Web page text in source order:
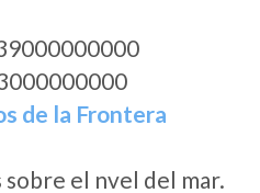
de la Frontera
el nvel del mar.